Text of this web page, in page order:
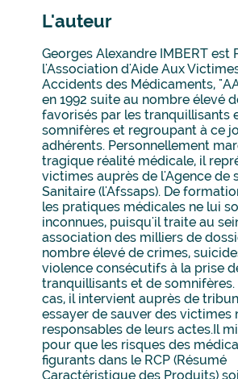
L'auteur
Georges Alexandre IMBERT est
l'Association d'Aide Aux
Accidents des Médicaments,
en 1992 suite au nombre élevé
favorisés par les tranquillisants
somnifères et regroupant à ce
adhérents. Personnellement
tragique réalité médicale, il
victimes auprès de l'Agence de
Sanitaire (l'Afssaps). De
les pratiques médicales ne lui
inconnues, puisqu'il traite au
association des milliers de
nombre élevé de crimes,
violence consécutifs à la prise
tranquillisants et de somnifères.
cas, il intervient auprès de
essayer de sauver des victimes
responsables de leurs actes.Il
pour que les risques des
figurants dans le RCP (Résumé
Caractéristique des Produits)